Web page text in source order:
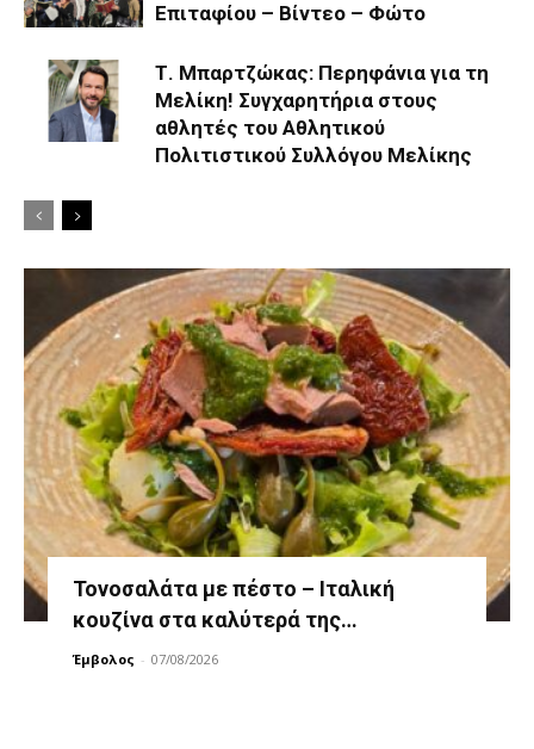
Επιταφίου – Βίντεο – Φώτο
Τ. Μπαρτζώκας: Περηφάνια για τη
Μελίκη! Συγχαρητήρια στους
αθλητές του Αθλητικού
Πολιτιστικού Συλλόγου Μελίκης
Τονοσαλάτα με πέστο – Ιταλική
κουζίνα στα καλύτερά της…
Έμβολος - 07/08/2026